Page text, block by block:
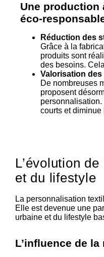
Une production
éco-
Réduction des
Grâce à la
produits sont
des besoins.
Valorisation
De nombreuses
proposent
courts et diminue
L’évolution
et du lifestyle
La personnalisation
Elle est devenue une
urbaine et du lifestyle
L’influence de